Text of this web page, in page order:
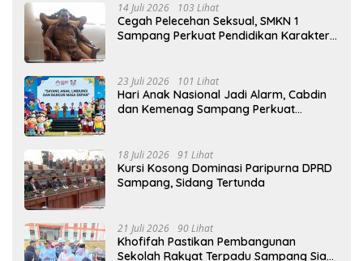
14 Juli 2026 103 Lihat
Cegah Pelecehan Seksual, SMKN 1
Sampang Perkuat Pendidikan Karakter
23 Juli 2026 101 Lihat
Hari Anak Nasional Jadi Alarm, Cabdin
dan Kemenag Sampang Perkuat
18 Juli 2026 91 Lihat
Kursi Kosong Dominasi Paripurna DPRD
Sampang, Sidang Tertunda
21 Juli 2026 90 Lihat
Khofifah Pastikan Pembangunan
Sekolah Rakyat Terpadu Sampang Siap